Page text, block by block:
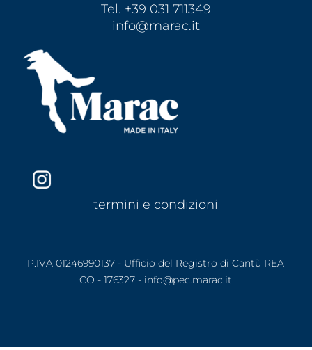
Tel. +39 031 711349
info@marac.it
termini e condizioni
P.IVA 01246990137 - Ufficio del Registro di Cantù REA
CO - 176327 - info@pec.marac.it